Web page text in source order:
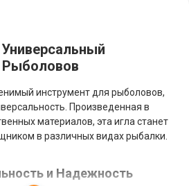
Рыболовов
инструмент для рыболовов,
Произведенная в
материалов, эта игла станет
в различных видах рыбалки.
и Надежность